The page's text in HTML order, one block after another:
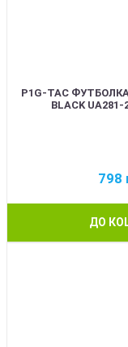
P1G-TAC
BLACK UA281-
798
ДО